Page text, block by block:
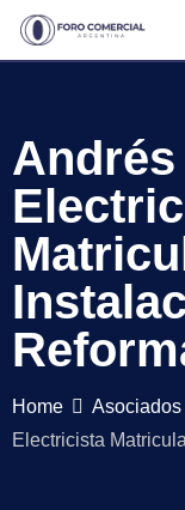
Skip
Home Asociados
Electricista